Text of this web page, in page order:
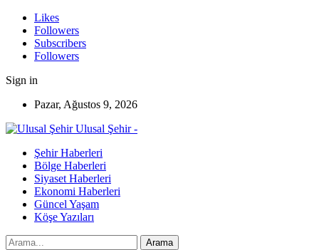
Likes
Followers
Subscribers
Followers
Sign in
Pazar, Ağustos 9, 2026
Ulusal Şehir -
Şehir Haberleri
Bölge Haberleri
Siyaset Haberleri
Ekonomi Haberleri
Güncel Yaşam
Köşe Yazıları